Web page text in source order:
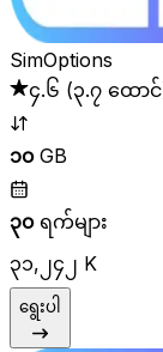
SimOptions
၄.၆ (၃.၇ ထောင်
၁၀GB
၃၀ရက်များ
၃၁,၂၄၂ K
ရွေးပါ